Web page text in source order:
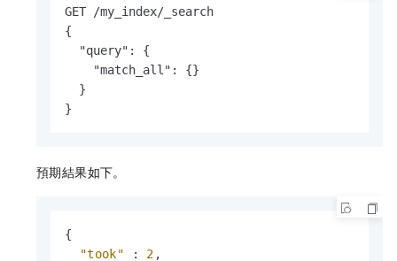
GET /my_index/_search
{
  "query": {
    "match_all": {}
  }
}
預期結果如下。
{
"took"
: 2 ,